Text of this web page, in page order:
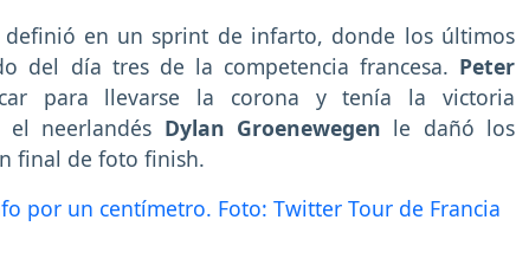
definió en un sprint de infarto, donde los últimos
del día tres de la competencia francesa. Peter
para llevarse la corona y tenía la victoria
neerlandés Dylan Groenewegen le dañó los
final de foto finish.